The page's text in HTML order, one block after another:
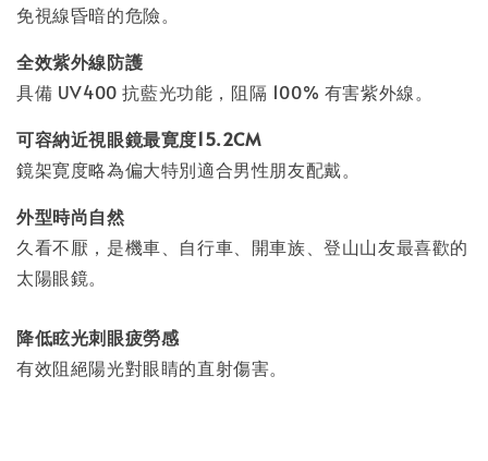
免視線昏暗的危險。
全效紫外線防護
具備 UV400 抗藍光功能，阻隔 100% 有害紫外線。
可容納近視眼鏡最寛度15.2CM
鏡架寛度略為偏大特別適合男性朋友配戴。
外型時尚自然
久看不厭，是機車、自行車、開車族、登山山友最喜歡的
太陽眼鏡。
降低眩光刺眼疲勞感
有效阻絕陽光對眼睛的直射傷害。